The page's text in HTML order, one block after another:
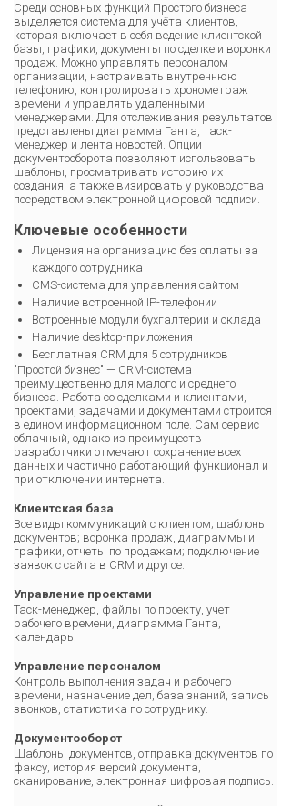
Среди основных функций Простого бизнеса
выделяется система для учёта клиентов,
которая включает в себя ведение клиентской
базы, графики, документы по сделке и воронки
продаж. Можно управлять персоналом
организации, настраивать внутреннюю
телефонию, контролировать хронометраж
времени и управлять удаленными
менеджерами. Для отслеживания результатов
представлены диаграмма Ганта, таск-
менеджер и лента новостей. Опции
документооборота позволяют использовать
шаблоны, просматривать историю их
создания, а также визировать у руководства
посредством электронной цифровой подписи.
Ключевые особенности
Лицензия на организацию без оплаты за
каждого сотрудника
CMS-система для управления сайтом
Наличие встроенной IP-телефонии
Встроенные модули бухгалтерии и склада
Наличие desktop-приложения
Бесплатная CRM для 5 сотрудников
"Простой бизнес" — CRM-система
преимущественно для малого и среднего
бизнеса. Работа со сделками и клиентами,
проектами, задачами и документами строится
в едином информационном поле. Сам сервис
облачный, однако из преимуществ
разработчики отмечают сохранение всех
данных и частично работающий функционал и
при отключении интернета.
Клиентская база
Все виды коммуникаций с клиентом; шаблоны
документов; воронка продаж, диаграммы и
графики, отчеты по продажам; подключение
заявок с сайта в CRM и другое.
Управление проектами
Таск-менеджер, файлы по проекту, учет
рабочего времени, диаграмма Ганта,
календарь.
Управление персоналом
Контроль выполнения задач и рабочего
времени, назначение дел, база знаний, запись
звонков, статистика по сотруднику.
Документооборот
Шаблоны документов, отправка документов по
факсу, история версий документа,
сканирование, электронная цифровая подпись.